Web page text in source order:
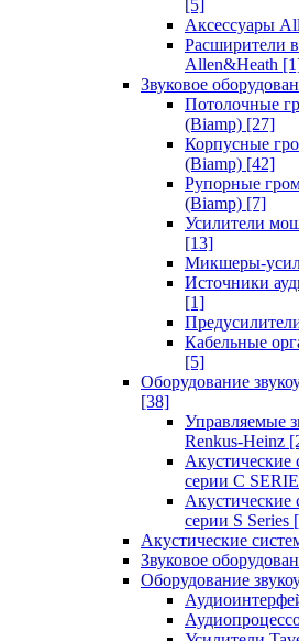
[5]
Аксессуары
Расширители
Allen&Heath
Звуковое
Потолочные
(Biamp) [27]
Корпусные
(Biamp) [42]
Рупорные
(Biamp) [7]
Усилители
[13]
Микшеры-
Источники
[1]
Кабельные
[5]
Оборудование
[38]
Управляемые
Renkus-Heinz
Акустические
серии C
Акустические
серии S Series
Акустические
Звуковое
Оборудование